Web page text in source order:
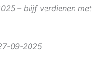
– blijf verdienen met
09-2025